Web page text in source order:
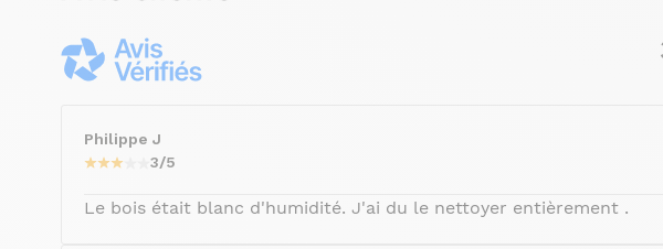
Philippe J
3/5
Le bois était blanc d'humidité. J'ai du le nettoyer entièrement .